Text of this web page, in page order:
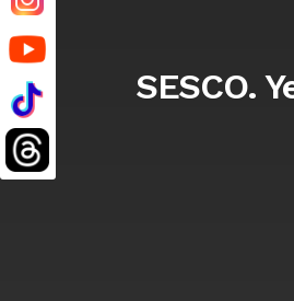
SESCO.